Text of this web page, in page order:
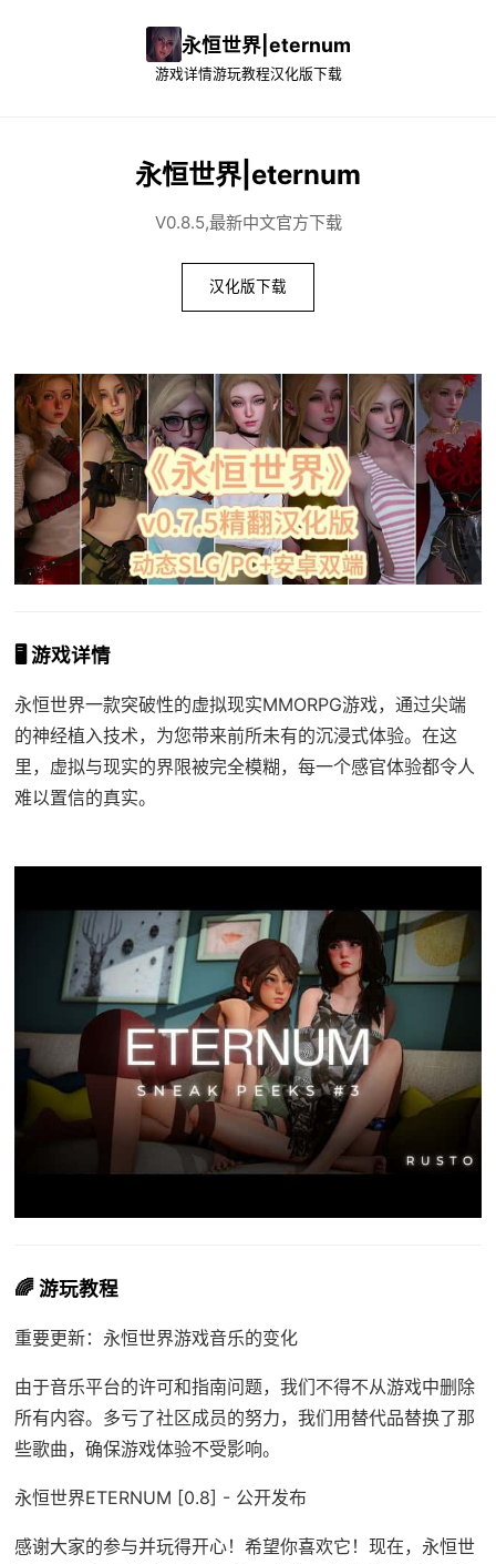
永恒世界|eternum
游戏详情游玩教程汉化版下载
永恒世界|eternum
V0.8.5,最新中文官方下载
汉化版下载
🖥️ 游戏详情
永恒世界一款突破性的虚拟现实MMORPG游戏，通过尖端
的神经植入技术，为您带来前所未有的沉浸式体验。在这
里，虚拟与现实的界限被完全模糊，每一个感官体验都令人
难以置信的真实。
🌈 游玩教程
重要更新：永恒世界游戏音乐的变化
由于音乐平台的许可和指南问题，我们不得不从游戏中删除
所有内容。多亏了社区成员的努力，我们用替代品替换了那
些歌曲，确保游戏体验不受影响。
永恒世界ETERNUM [0.8] - 公开发布
感谢大家的参与并玩得开心！希望你喜欢它！现在，永恒世